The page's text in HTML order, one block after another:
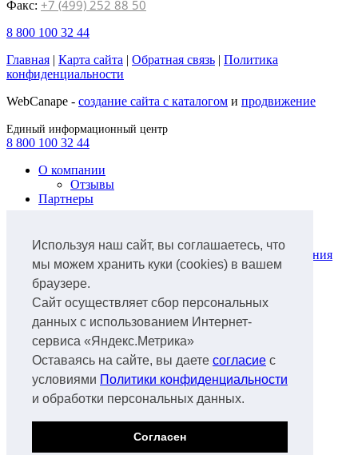
Используя наш сайт, вы соглашаетесь, что
мы можем хранить куки (cookies) в вашем
браузере.
Сайт осуществляет сбор персональных
данных с использованием Интернет-
сервиса «Яндекс.Метрика»
Оставаясь на сайте, вы даете согласие с
условиями Политики конфиденциальности
и обработки персональных данных.
Согласен
Факс: +7 (499) 252 88 50
8 800 100 32 44
Главная | Карта сайта | Обратная связь | Политика
конфиденциальности
WebCanape - создание сайта с каталогом и продвижение
Единый информационный центр
8 800 100 32 44
О компании
Отзывы
Партнеры
Лизинг легкового автотранспорта
Лизинг коммунальной техники и оборудования
для ЖКХ
Лизинг грузового автотранспорта
Лизинг ж/д транспорта
Лизинг спецтехники
Лизинг нефтегазового оборудования
Лизинг авиатранспорта
Лизинг аэропортового оборудования
Лизинг водного транспорта
Лизинг
Документы
Спецтехника